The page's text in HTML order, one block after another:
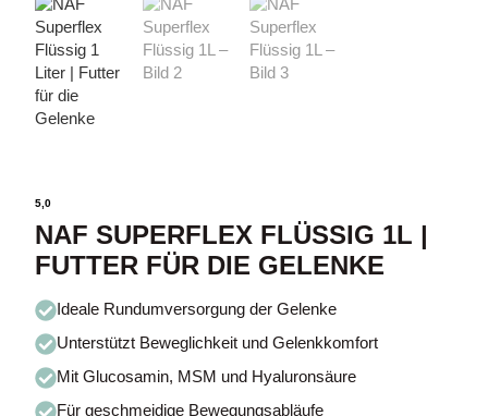
5,0
NAF SUPERFLEX FLÜSSIG 1L |
FUTTER FÜR DIE GELENKE
Ideale Rundumversorgung der Gelenke
Unterstützt Beweglichkeit und Gelenkkomfort
Mit Glucosamin, MSM und Hyaluronsäure
Für geschmeidige Bewegungsabläufe